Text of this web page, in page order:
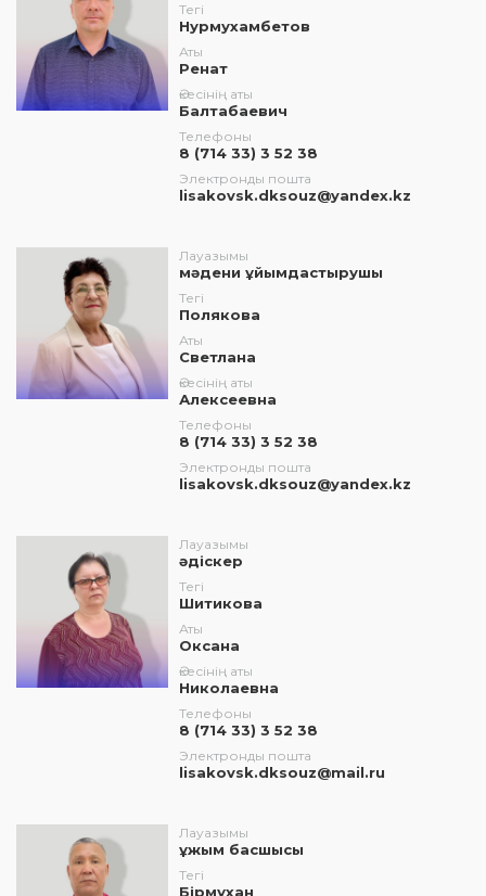
Тегі
Нурмухамбетов
Аты
Ренат
Әкесінің аты
Балтабаевич
Телефоны
8 (714 33) 3 52 38
Электронды пошта
lisakovsk.dksouz@yandex.kz
Лауазымы
мәдени ұйымдастырушы
Тегі
Полякова
Аты
Светлана
Әкесінің аты
Алексеевна
Телефоны
8 (714 33) 3 52 38
Электронды пошта
lisakovsk.dksouz@yandex.kz
Лауазымы
әдіскер
Тегі
Шитикова
Аты
Оксана
Әкесінің аты
Николаевна
Телефоны
8 (714 33) 3 52 38
Электронды пошта
lisakovsk.dksouz@mail.ru
Лауазымы
ұжым басшысы
Тегі
Бірмұхан